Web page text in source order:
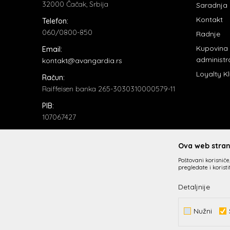
32000 Čačak, Srbija
Telefon:
060/0800-850
Email:
kontakt@avangardia.rs
Račun:
Raiffeisen banka 265-3030310000579-11
PIB:
107067427
Saradnja
Kontakt
Radnje
Loyalty
Nastojimo da budemo što precizniji u opisu proizvoda,
Ova web
Poštovani
pregledate i
Detaljnije
Nužni